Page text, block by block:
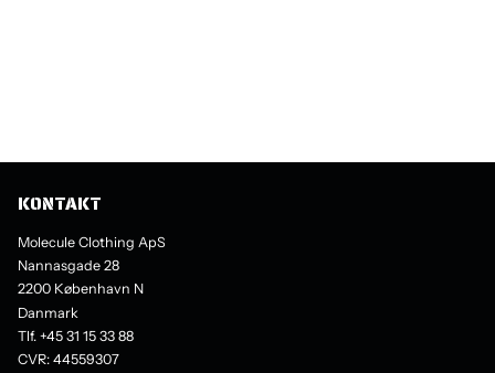
KONTAKT
Molecule Clothing ApS
Nannasgade 28
2200 København N
Danmark
Tlf. +45 31 15 33 88
CVR: 44559307